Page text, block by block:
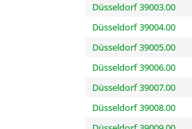
Düsseldorf 39003.00
Düsseldorf 39004.00
Düsseldorf 39005.00
Düsseldorf 39006.00
Düsseldorf 39007.00
Düsseldorf 39008.00